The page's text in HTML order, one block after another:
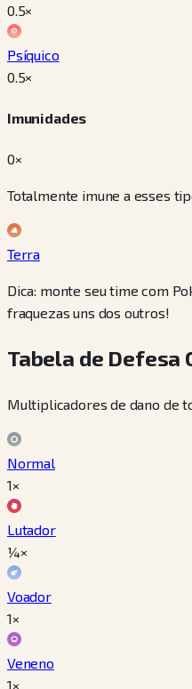
0.5×
Psíquico
0.5×
Imunidades
0×
Totalmente imune a esses
Terra
Dica: monte seu time com
fraquezas uns dos outros!
Tabela de Defesa
Multiplicadores de dano de
Normal
1×
Lutador
¼×
Voador
1×
Veneno
1×